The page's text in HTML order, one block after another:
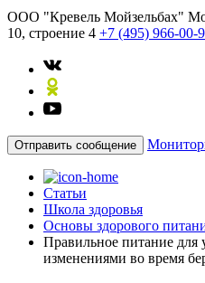
ООО "Кревель Мойзельбах"
10, строение 4 +7 (495) 966-00-
Отправить сообщение
Статьи
Школа здоровья
Основы здорового
Правильное питание для
изменениями во время